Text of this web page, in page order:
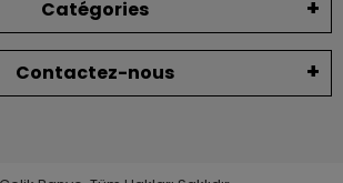
Catégories
Contactez-nous